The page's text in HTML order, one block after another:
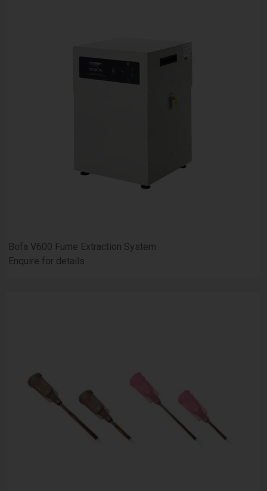
Bofa V600 Fume Extraction System
Enquire for details